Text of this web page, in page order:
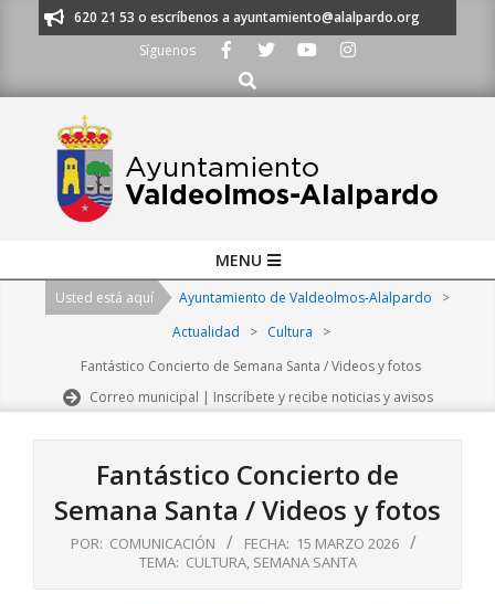
al 91 620 21 53 o escríbenos a ayuntamiento@alalpardo.org
Síguenos
Buscar
Navigation
MENU
Usted está aquí Ayuntamiento de Valdeolmos-Alalpardo
>
Actualidad
> Cultura
>
Fantástico Concierto de Semana Santa / Videos y fotos
Correo municipal | Inscríbete y recibe noticias y avisos
Fantástico Concierto de
Semana Santa / Videos y fotos
POR: COMUNICACIÓN FECHA: 15 MARZO 2026
TEMA: CULTURA, SEMANA SANTA